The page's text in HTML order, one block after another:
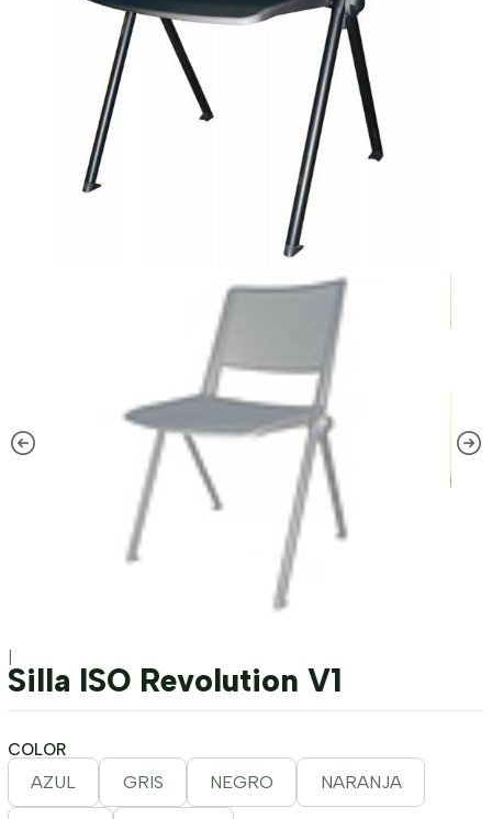
|
Silla ISO Revolution V1
COLOR
AZUL
GRIS NEGRO NARANJA